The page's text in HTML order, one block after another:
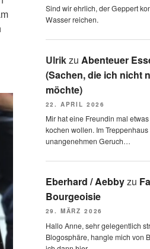
Sind wir ehrlich, der Geppert
Wasser reichen.
Ulrikzu Abenteuer
(Sachen, die ich nicht
möchte)
22. APRIL 2026
Mir hat eine Freundin mal
kochen wollen. Im
unangenehmen Geruch…
Eberhard / Aebbyzu
Bourgeoisie
29. MÄRZ 2026
Hallo Anne, sehr gelegentlich
Blogosphäre, hangle mich von